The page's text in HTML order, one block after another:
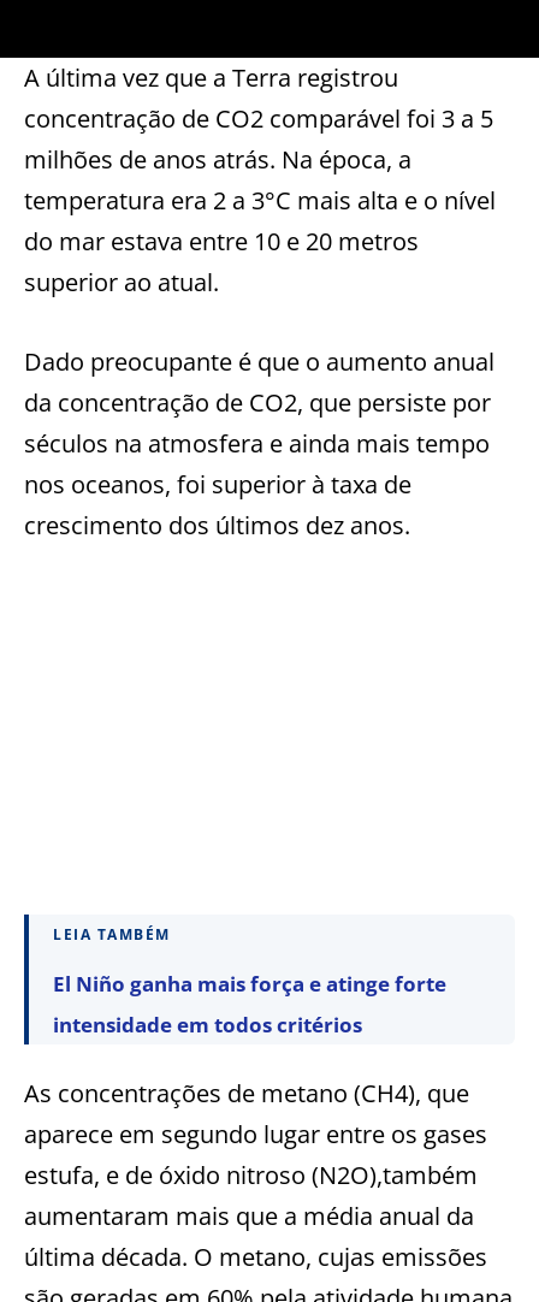
A última vez que a Terra registrou
concentração de CO2 comparável foi 3 a 5
milhões de anos atrás. Na época, a
temperatura era 2 a 3°C mais alta e o nível
do mar estava entre 10 e 20 metros
superior ao atual.
Dado preocupante é que o aumento anual
da concentração de CO2, que persiste por
séculos na atmosfera e ainda mais tempo
nos oceanos, foi superior à taxa de
crescimento dos últimos dez anos.
LEIA TAMBÉM
El Niño ganha mais força e atinge forte
intensidade em todos critérios
As concentrações de metano (CH4), que
aparece em segundo lugar entre os gases
estufa, e de óxido nitroso (N2O),também
aumentaram mais que a média anual da
última década. O metano, cujas emissões